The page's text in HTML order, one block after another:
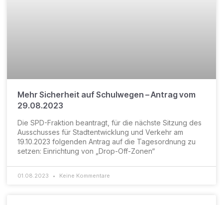
Mehr Sicherheit auf Schulwegen – Antrag vom
29.08.2023
Die SPD-Fraktion beantragt, für die nächste Sitzung des
Ausschusses für Stadtentwicklung und Verkehr am
19.10.2023 folgenden Antrag auf die Tagesordnung zu
setzen: Einrichtung von „Drop-Off-Zonen“
01.08.2023 Keine Kommentare